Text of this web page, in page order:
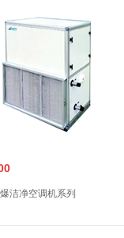
洁净空调机系列